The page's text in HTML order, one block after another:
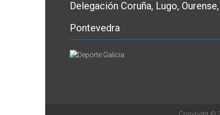
Delegación Coruña, Lugo, Ourense,
Pontevedra